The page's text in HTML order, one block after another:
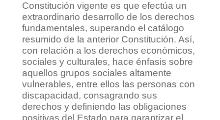
Constitución vigente es que efectúa un
extraordinario desarrollo de los derechos
fundamentales, superando el catálogo
resumido de la anterior Constitución. Así,
con relación a los derechos económicos,
sociales y culturales, hace énfasis sobre
aquellos grupos sociales altamente
vulnerables, entre ellos las personas con
discapacidad, consagrando sus
derechos y definiendo las obligaciones
positivas del Estado para garantizar el